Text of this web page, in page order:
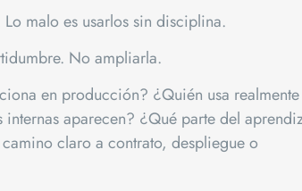
malo es usarlos sin disciplina.
No ampliarla.
en producción? ¿Quién usa
aparecen? ¿Qué parte del
claro a contrato, despliegue o